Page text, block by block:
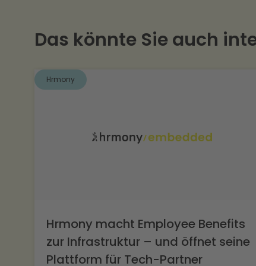
Das könnte Sie auch
Hrmony
Hrmony macht Employee Benefits
zur Infrastruktur – und öffnet seine
Plattform für Tech-Partner